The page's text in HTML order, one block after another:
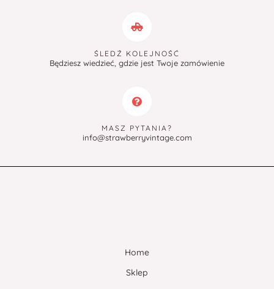
ŚLEDŹ KOLEJNOŚĆ
Będziesz wiedzieć, gdzie jest Twoje zamówienie
MASZ PYTANIA?
info@strawberryvintage.com
Home
Sklep